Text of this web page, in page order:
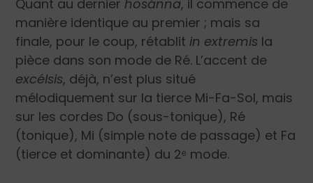
Quant au dernier hosánna, il commence de
manière identique au premier ; mais sa
finale, pour le coup, rétablit in extremis la
pièce dans son mode de Ré. L’accent de
excélsis, déjà, n’est plus situé
mélodiquement sur la tierce Mi-Fa-Sol, mais
sur les cordes Do (sous-tonique), Ré
(tonique), Mi (simple note de passage) et Fa
(tierce et dominante) du 2ᵉ mode.